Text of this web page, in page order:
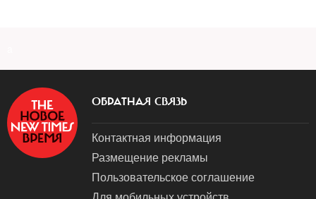
ОБРАТНАЯ СВЯЗЬ
Контактная информация
Размещение рекламы
Пользовательское соглашение